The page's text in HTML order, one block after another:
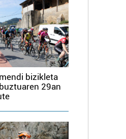
bizikleta
29an